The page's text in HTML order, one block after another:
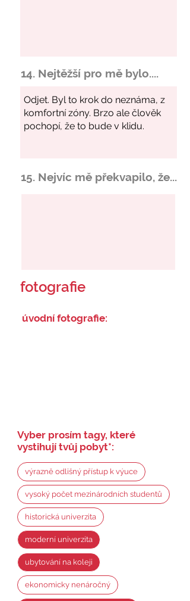
14. Nejtěžší pro mě bylo....
15. Nejvíc mě překvapilo, že...
fotografie
úvodní fotografie:
Vyber prosím tagy, které
vystihují tvůj pobyt*:
výrazně odlišný přístup k výuce
vysoký počet mezinárodních studentů
historická univerzita
moderní univerzita
ubytování na koleji
ekonomicky nenáročný